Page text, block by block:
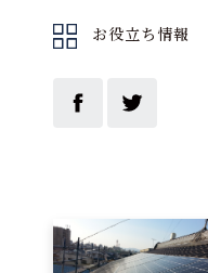
お役立ち情報